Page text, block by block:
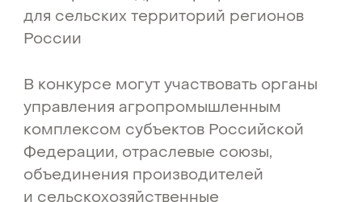
для сельских территорий регионов
России
В конкурсе могут участвовать органы
управления агропромышленным
комплексом субъектов Российской
Федерации, отраслевые союзы,
объединения производителей
и сельскохозяйственные